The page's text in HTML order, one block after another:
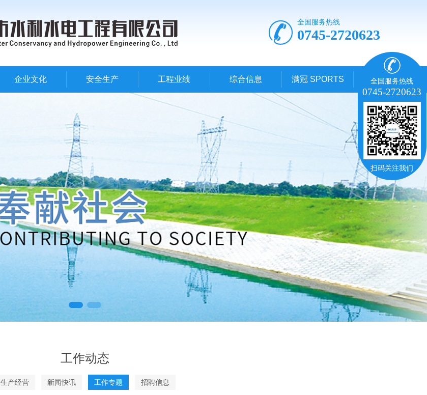
全国服务热线
0745-2720623
企业文化 安全生产 工程业绩 综合信息 满冠 SPORTS
工作动态
生产经营 新闻快讯 工作专题 招聘信息
全国服务热线
0745-2720623
扫码关注我们